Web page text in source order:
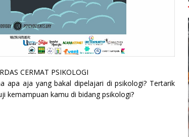
CERMAT PSIKOLOGI
apa aja yang bakal dipelajari di psikologi? Tertarik
kemampuan kamu di bidang psikologi?